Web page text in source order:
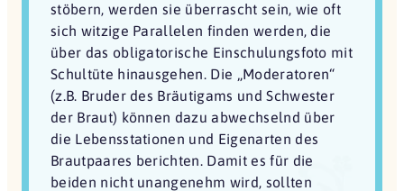
stöbern, werden sie überrascht sein, wie oft
sich witzige Parallelen finden werden, die
über das obligatorische Einschulungsfoto mit
Schultüte hinausgehen. Die „Moderatoren“
(z.B. Bruder des Bräutigams und Schwester
der Braut) können dazu abwechselnd über
die Lebensstationen und Eigenarten des
Brautpaares berichten. Damit es für die
beiden nicht unangenehm wird, sollten